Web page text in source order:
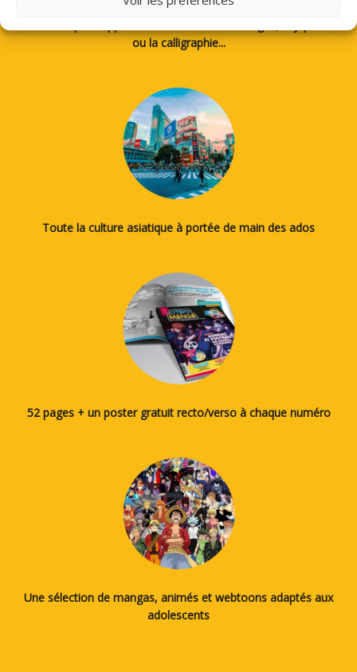
ou la calligraphie...
Toute la culture asiatique à portée de main des ados
52 pages + un poster gratuit recto/verso à chaque numéro
Une sélection de mangas, animés et webtoons adaptés aux
adolescents